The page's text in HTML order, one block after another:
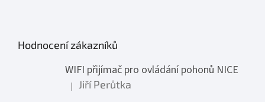
Hodnocení zákazníků
WIFI přijímač pro ovládání pohonů NICE
Hodnocení produktu je 1 z 5 hvězdiček.
| Jiří Perůtka